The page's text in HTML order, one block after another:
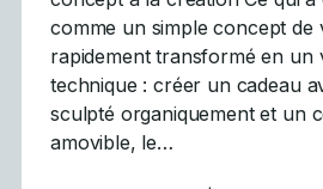
comme un simple concept de
rapidement transformé en un
technique : créer un cadeau
sculpté organiquement et un
amovible, le…